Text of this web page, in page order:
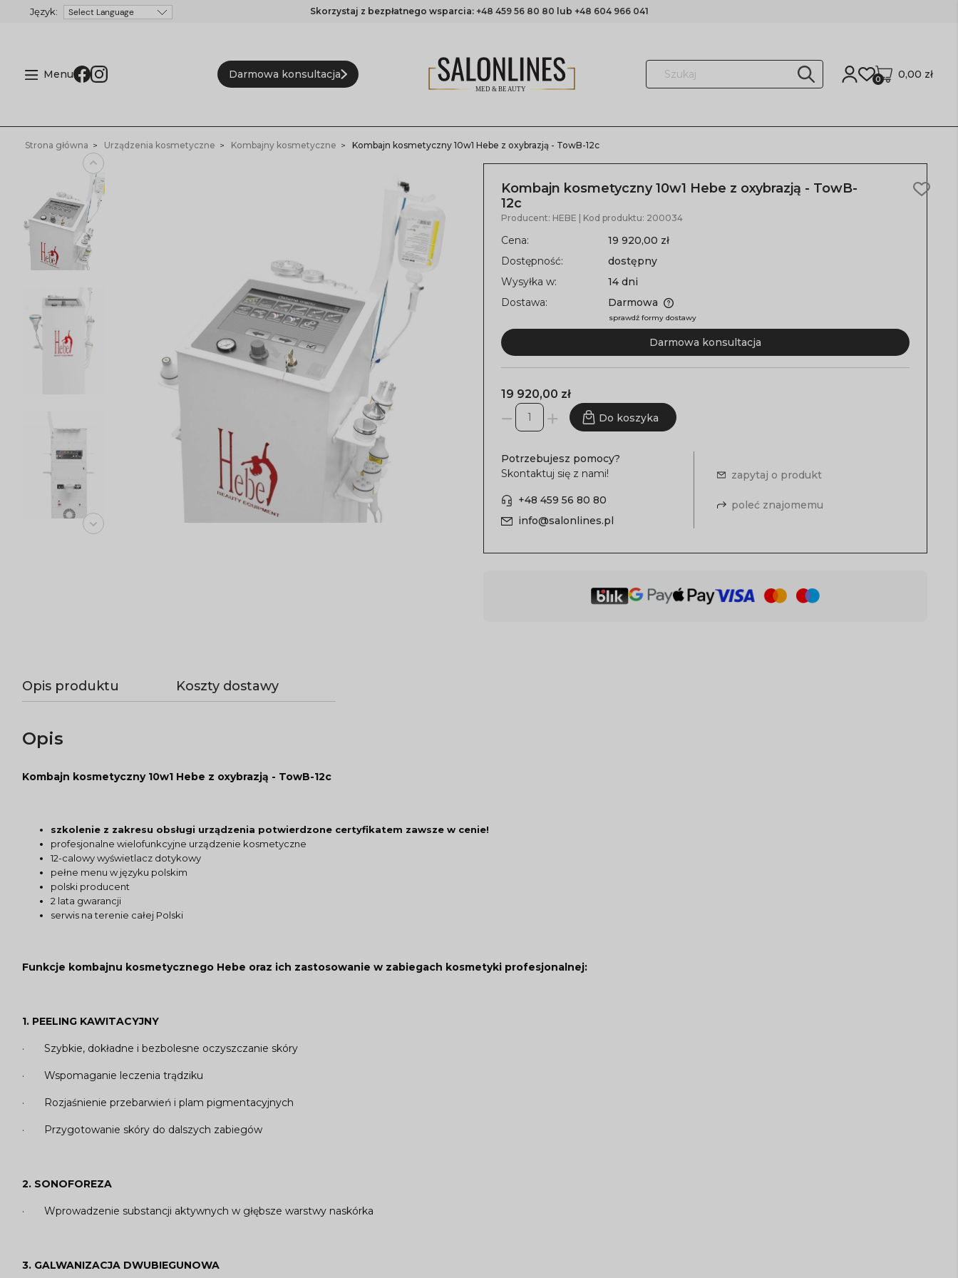
Skorzystaj z bezpłatnego wsparcia: +48 459 56 80 80 lub +48 604 966 041
Menu Darmowa konsultacja 0,00 zł
0
Strona główna Urządzenia kosmetyczne Kombajny kosmetyczne Kombajn kosmetyczny 10w1 Hebe z oxybrazją - TowB-12c
Kombajn kosmetyczny 10w1 Hebe z oxybrazją - TowB-
12c
Producent: HEBE | Kod produktu: 200034
Cena:
19 920,00 zł
Dostępność:
dostępny
Wysyłka w:
14 dni
Dostawa:
Darmowa
sprawdź formy dostawy
Darmowa konsultacja
19 920,00 zł
Do koszyka
Potrzebujesz pomocy?
Skontaktuj się z nami!
+48 459 56 80 80
info@salonlines.pl
zapytaj o produkt
poleć znajomemu
Opis produktu Koszty dostawy
Opis
Kombajn kosmetyczny 10w1 Hebe z oxybrazją - TowB-12c
szkolenie z zakresu obsługi urządzenia potwierdzone certyfikatem zawsze w cenie!
profesjonalne wielofunkcyjne urządzenie kosmetyczne
12-calowy wyświetlacz dotykowy
pełne menu w języku polskim
polski producent
2 lata gwarancji
serwis na terenie całej Polski
Funkcje kombajnu kosmetycznego Hebe oraz ich zastosowanie w zabiegach kosmetyki profesjonalnej:
1. PEELING KAWITACYJNY
· Szybkie, dokładne i bezbolesne oczyszczanie skóry
· Wspomaganie leczenia trądziku
· Rozjaśnienie przebarwień i plam pigmentacyjnych
· Przygotowanie skóry do dalszych zabiegów
2. SONOFOREZA
· Wprowadzenie substancji aktywnych w głębsze warstwy naskórka
3. GALWANIZACJA DWUBIEGUNOWA